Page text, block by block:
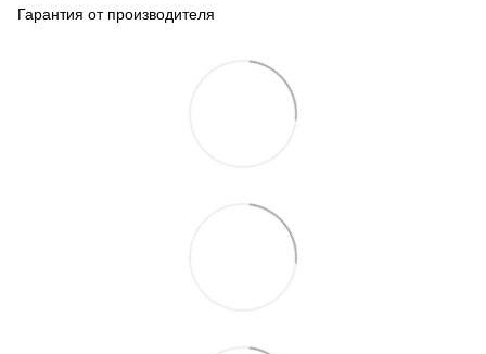
Гарантия от производителя